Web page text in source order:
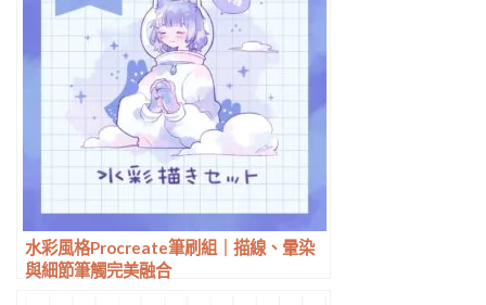
水彩風格Procreate筆刷組｜描線、暈染
與細節筆觸完美融合